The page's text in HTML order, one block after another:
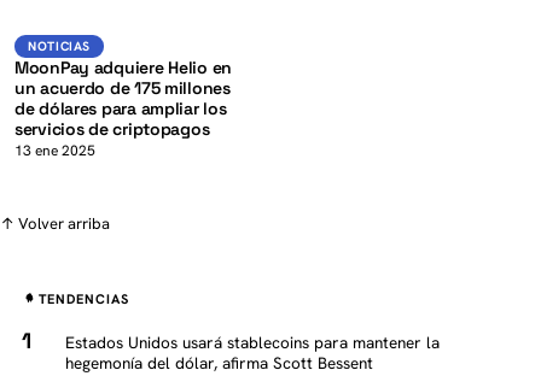
Noticias K
NOTICIAS
MoonPay adquiere Helio en
un acuerdo de 175 millones
de dólares para ampliar los
servicios de criptopagos
13 ene 2025
↑ Volver arriba
TENDENCIAS
Estados Unidos usará stablecoins para mantener la
hegemonía del dólar, afirma Scott Bessent